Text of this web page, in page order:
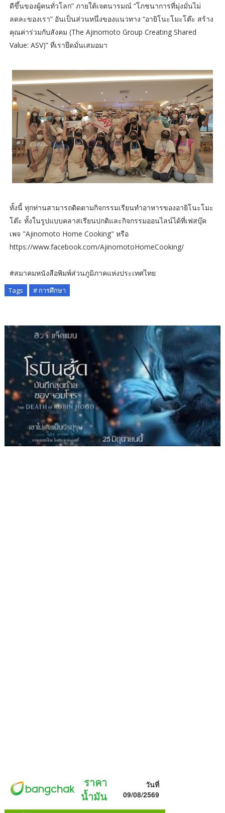
ดีขึ้นของผู้คนทั่วโลก” ภายใต้เจตนารมณ์ “โภชนาการที่มุ่งมั่นไม่
ลดละของเรา” อันเป็นส่วนหนึ่งของแนวทาง “อายิโนะโมะโต๊ะ สร้าง
คุณค่าร่วมกับสังคม (The Ajinomoto Group Creating Shared
Value: ASV)” ที่เรายึดมั่นเสมอมา
ทั้งนี้ ทุกท่านสามารถติดตามกิจกรรมเรียนทำอาหารของอายิโนะโมะ
โต๊ะ ทั้งในรูปแบบคลาสเรียนปกติและกิจกรรมออนไลน์ได้ที่เฟสบุ๊ค
เพจ "Ajinomoto Home Cooking" หรือ
https://www.facebook.com/AjinomotoHomeCooking/
#สมาคมหนังสือพิมพ์ส่วนภูมิภาคแห่งประเทศไทย
Tags # การศึกษา